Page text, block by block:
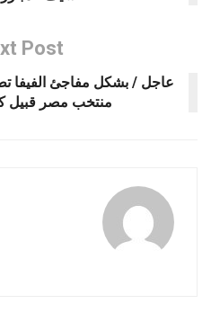
Post
عاجل / بشكل مفاجئ الفيفا
منتخب مصر قبيل كأس